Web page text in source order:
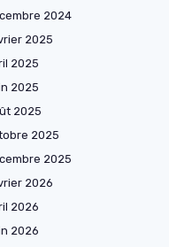
2024
2025
2025
2025
2025
2025
2025
2026
2026
2026